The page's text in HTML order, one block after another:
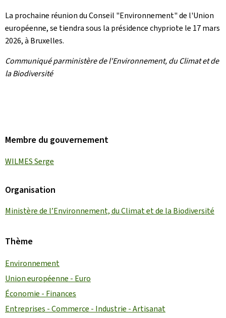
La prochaine réunion du Conseil "Environnement" de l'Union
européenne, se tiendra sous la présidence chypriote le 17 mars
2026, à Bruxelles.
Communiqué parministère de l'Environnement, du Climat et de
la Biodiversité
Membre du gouvernement
WILMES Serge
Organisation
Ministère de l’Environnement, du Climat et de la Biodiversité
Thème
Environnement
Union européenne - Euro
Économie - Finances
Entreprises - Commerce - Industrie - Artisanat